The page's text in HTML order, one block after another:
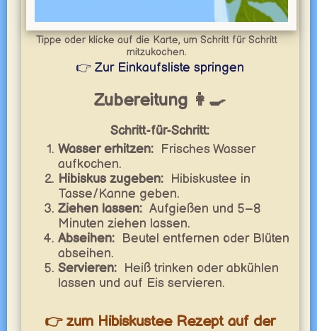
Tippe oder klicke auf die Karte, um Schritt für Schritt
mitzukochen.
👉 Zur Einkaufsliste springen
Zubereitung 👩‍🍳
Schritt-für-Schritt:
Wasser erhitzen: Frisches Wasser
aufkochen.
Hibiskus zugeben: Hibiskustee in
Tasse/Kanne geben.
Ziehen lassen: Aufgießen und 5–8
Minuten ziehen lassen.
Abseihen: Beutel entfernen oder Blüten
abseihen.
Servieren: Heiß trinken oder abkühlen
lassen und auf Eis servieren.
👉 zum Hibiskustee Rezept auf der